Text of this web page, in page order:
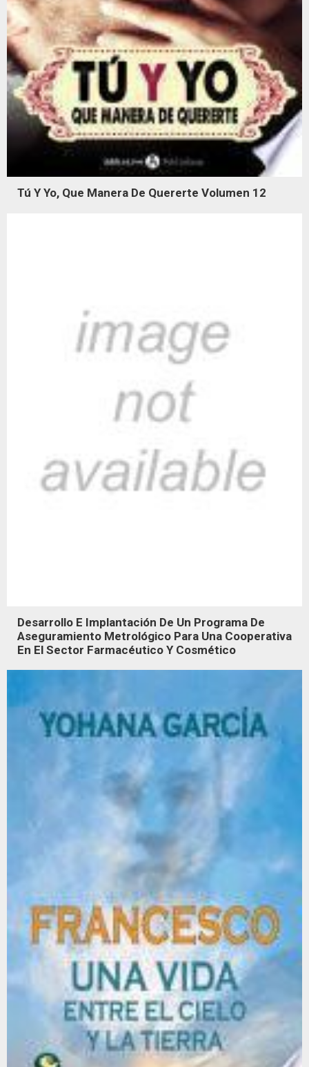
Tú Y Yo, Que Manera De Quererte Volumen 12
Desarrollo E Implantación De Un Programa De
Aseguramiento Metrológico Para Una Cooperativa
En El Sector Farmacéutico Y Cosmético